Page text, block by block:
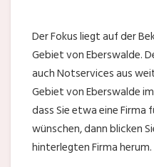
Der Fokus liegt auf der
Gebiet von Eberswalde.
auch Notservices aus
Gebiet von Eberswalde
dass Sie etwa eine Firma
wünschen, dann blicken
hinterlegten Firma herum.